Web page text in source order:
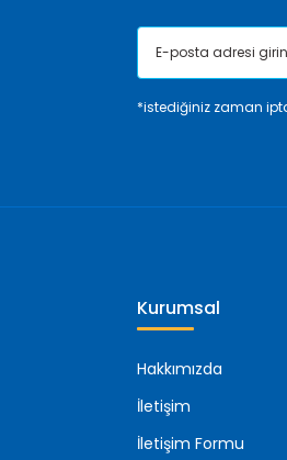
*istediğiniz zaman
Kurumsal
Hakkımızda
İletişim
İletişim Formu